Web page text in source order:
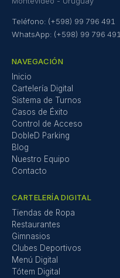
Teléfono: (+598) 99 796 491
WhatsApp: (+598) 99 796 491
NAVEGACIÓN
Inicio
Cartelería Digital
Sistema de Turnos
Casos de Éxito
Control de Acceso
DobleD Parking
Blog
Nuestro Equipo
Contacto
CARTELERÍA DIGITAL
Tiendas de Ropa
Restaurantes
Gimnasios
Clubes Deportivos
Menú Digital
Tótem Digital